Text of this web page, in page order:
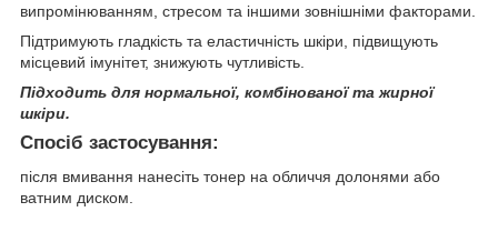
випромінюванням, стресом та іншими зовнішніми факторами.
Підтримують гладкість та еластичність шкіри, підвищують
місцевий імунітет, знижують чутливість.
Підходить для нормальної, комбінованої та жирної
шкіри.
Спосіб застосування:
після вмивання нанесіть тонер на обличчя долонями або
ватним диском.